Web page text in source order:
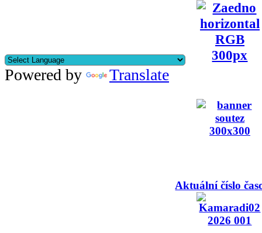
Powered by Translate
Aktuální číslo